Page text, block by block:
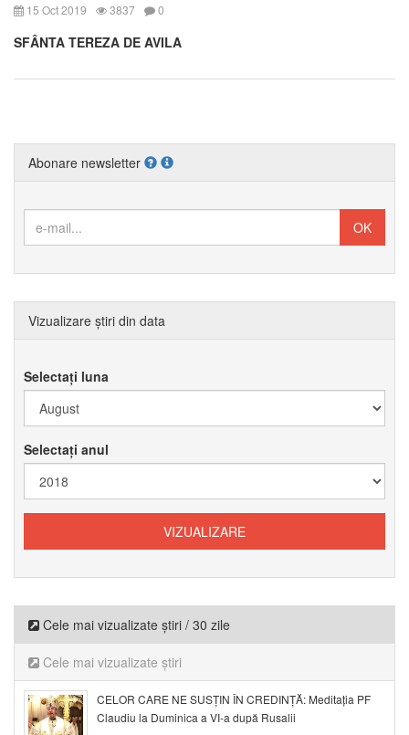
15 Oct 2019 3837 0
SFÂNTA TEREZA DE AVILA
Abonare newsletter
Vizualizare știri din data
Selectați luna
Selectați anul
Cele mai vizualizate știri / 30 zile
Cele mai vizualizate știri
CELOR CARE NE SUSȚIN ÎN CREDINȚĂ: Meditația PF
Claudiu la Duminica a VI-a după Rusalii